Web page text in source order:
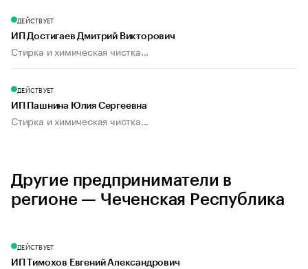
ДЕЙСТВУЕТ
ИП Достигаев Дмитрий Викторович
Стирка и химическая чистка...
ДЕЙСТВУЕТ
ИП Пашнина Юлия Сергеевна
Стирка и химическая чистка...
Другие предприниматели в
регионе — Чеченская Республика
ДЕЙСТВУЕТ
ИП Тимохов Евгений Александрович